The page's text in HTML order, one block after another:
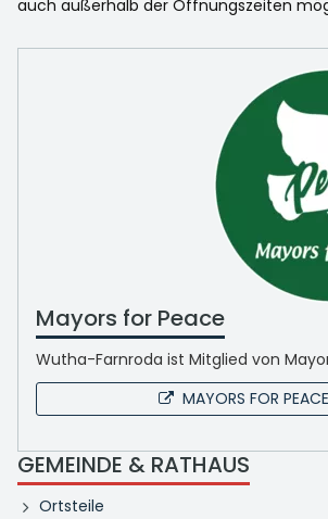
auch außerhalb der Öffnungszeiten
Mayors for Peace
Wutha-Farnroda ist Mitglied von
MAYORS FOR PEACE
GEMEINDE & RATHAUS
Ortsteile